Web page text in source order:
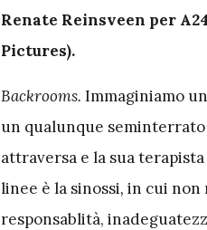
Renate Reinsveen per
Pictures).
Backrooms. Immaginiamo
un qualunque
attraversa e la sua
linee è la sinossi, in cui non
responsablità,